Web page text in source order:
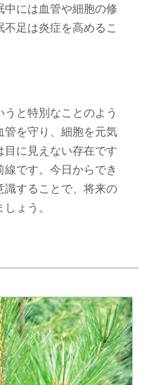
中には血管や細胞の修
足は炎症を高めるこ
うと特別なことのよう
管を守り、細胞を元気
に見えない存在です
です。今日からでき
識することで、将来の
ょう。